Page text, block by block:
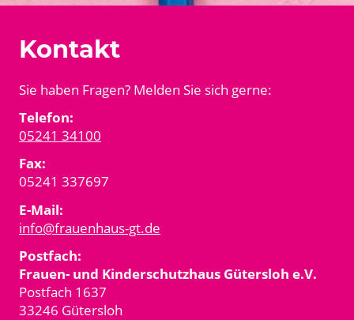
Kontakt
Sie haben Fragen? Melden Sie sich gerne:
Telefon:
05241 34100
Fax:
05241 337697
E-Mail:
info@frauenhaus-gt.de
Postfach:
Frauen- und Kinderschutzhaus Gütersloh e.V.
Postfach 1637
33246 Gütersloh